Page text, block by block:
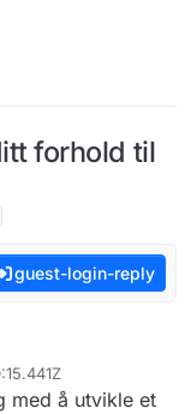
forhold til
guest-login-reply
med å utvikle et